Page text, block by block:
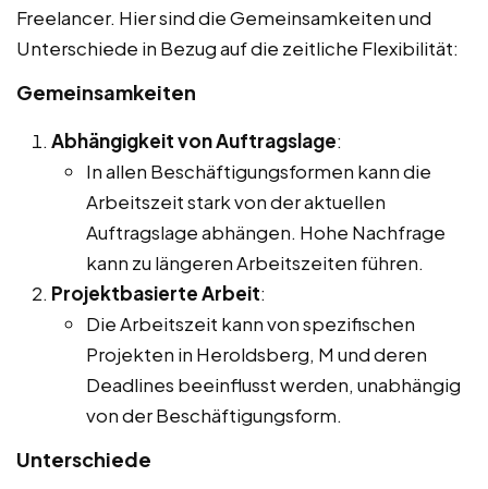
Freelancer. Hier sind die Gemeinsamkeiten und
Unterschiede in Bezug auf die zeitliche Flexibilität:
Gemeinsamkeiten
Abhängigkeit von Auftragslage:
In allen Beschäftigungsformen kann die
Arbeitszeit stark von der aktuellen
Auftragslage abhängen. Hohe Nachfrage
kann zu längeren Arbeitszeiten führen.
Projektbasierte Arbeit:
Die Arbeitszeit kann von spezifischen
Projekten in Heroldsberg, M und deren
Deadlines beeinflusst werden, unabhängig
von der Beschäftigungsform.
Unterschiede